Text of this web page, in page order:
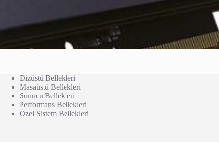
Dizüstü Bellekleri
Masaüstü Bellekleri
Sunucu Bellekleri
Performans Bellekleri
Özel Sistem Bellekleri